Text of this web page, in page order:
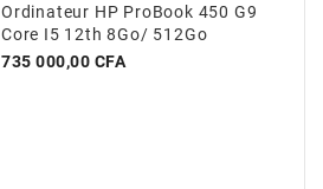
Ordinateur HP ProBook 450 G9
Core I5 12th 8Go/ 512Go
Prix
735 000,00 CFA